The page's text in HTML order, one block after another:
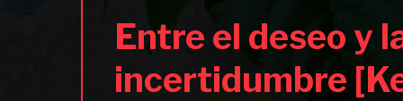
Entre el deseo y
incertidumbre